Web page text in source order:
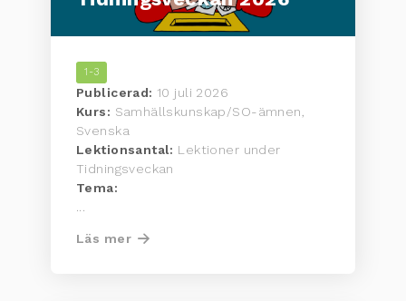
1-3
Publicerad: 10 juli 2026
Kurs: Samhällskunskap/SO-ämnen,
Svenska
Lektionsantal: Lektioner under
Tidningsveckan
Tema:
...
Läs mer